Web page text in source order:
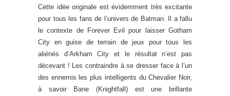
Cette idée originale est évidemment très excitante
pour tous les fans de l’univers de Batman. Il a fallu
le contexte de Forever Evil pour laisser Gotham
City en guise de terrain de jeux pour tous les
aliénés d’Arkham City et le résultat n’est pas
décevant ! Les contraindre à se dresser face à l’un
des ennemis les plus intelligents du Chevalier Noir,
à savoir Bane (Knightfall) est une brillante